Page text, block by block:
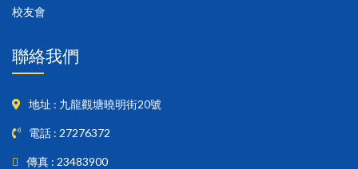
校友會
聯絡我們
地址 : 九龍觀塘曉明街20號
電話 : 27276372
傳真 : 23483900